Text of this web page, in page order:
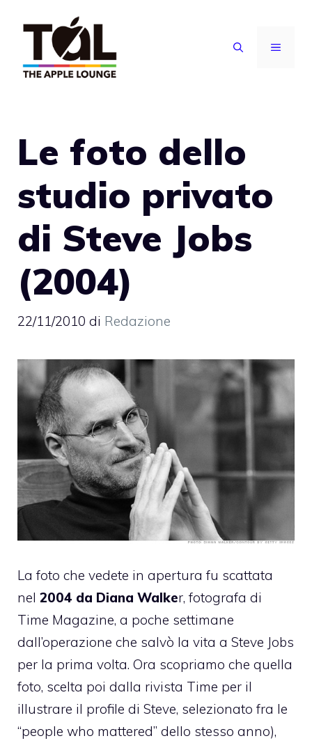
contenuto
MENU
Le foto dello
studio privato
di Steve Jobs
(2004)
22/11/2010 di Redazione
La foto che vedete in apertura fu scattata
nel 2004 da Diana Walker, fotografa di
Time Magazine, a poche settimane
dall’operazione che salvò la vita a Steve Jobs
per la prima volta. Ora scopriamo che quella
foto, scelta poi dalla rivista Time per il
illustrare il profile di Steve, selezionato fra le
“people who mattered” dello stesso anno),